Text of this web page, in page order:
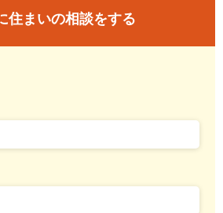
住まいの相談をする